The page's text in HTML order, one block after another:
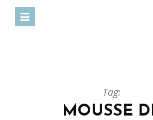
Tag:
MOUSSE